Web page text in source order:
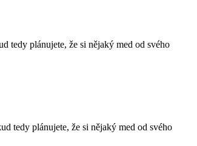
tedy plánujete, že si nějaký med od svého
tedy plánujete, že si nějaký med od svého